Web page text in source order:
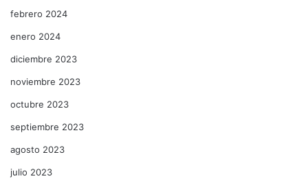
febrero 2024
enero 2024
diciembre 2023
noviembre 2023
octubre 2023
septiembre 2023
agosto 2023
julio 2023